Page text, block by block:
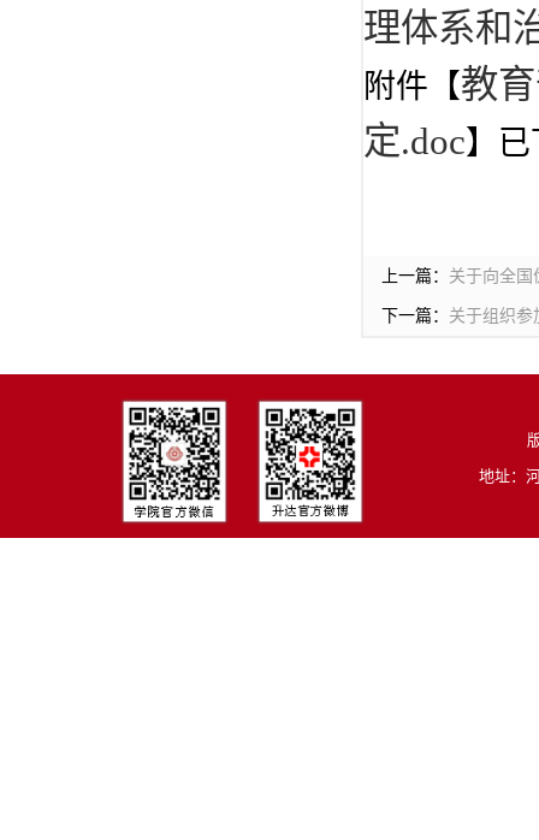
理体系和
附件【教
定.doc】
上一篇： 关于向全国
下一篇： 关于组织参
地址：